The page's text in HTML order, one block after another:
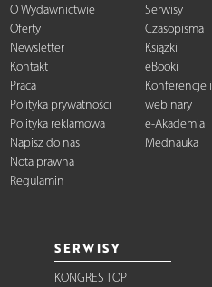
O Wydawnictwie
Oferty
Newsletter
Kontakt
Praca
Polityka prywatności
Polityka reklamowa
Napisz do nas
Nota prawna
Regulamin
Serwisy
Czasopisma
Książki
eBooki
Konferencje i
webinary
e-Akademia
Mednauka
SERWISY
KONGRES TOP